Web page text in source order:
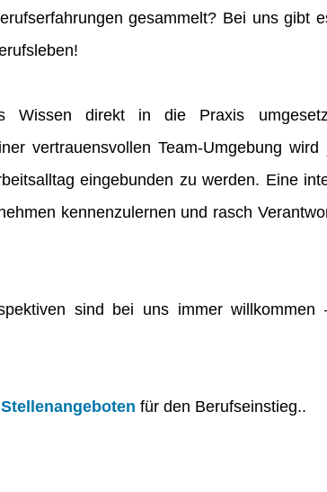
gesammelt? Bei uns gibt
Wissen direkt in die Praxis
vertrauensvollen Team-Umgebung
eingebunden zu werden. Eine
kennenzulernen und rasch
sind bei uns immer
für den Berufseinstieg..